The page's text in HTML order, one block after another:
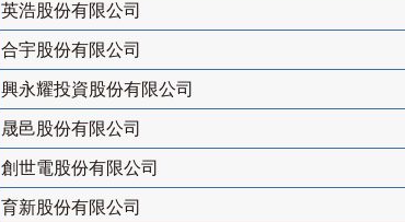
英浩股份有限公司
合宇股份有限公司
興永耀投資股份有限公司
晟邑股份有限公司
創世電股份有限公司
育新股份有限公司